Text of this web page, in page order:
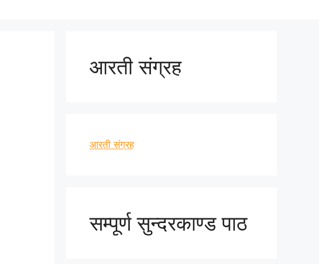
आरती संग्रह
आरती संग्रह
सम्पूर्ण सुन्दरकाण्ड पाठ